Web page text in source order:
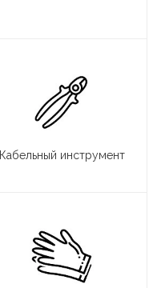
Кабельный инструмент